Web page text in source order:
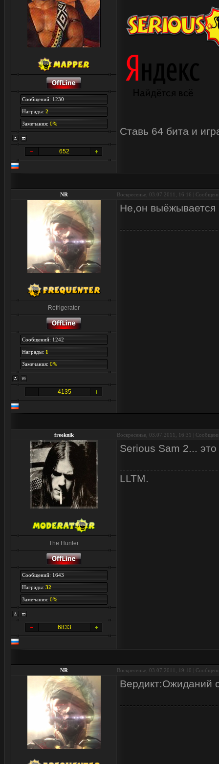
Сообщений: 1230
Награды: 2
Замечания: 0%
652
Ставь 64 бита и
NR Воскресенье, 03.07.2011, 16:16 |
Refrigerator
Сообщений: 1242
Награды: 1
Замечания: 0%
4135
Не,он выёжывается
freeknik Воскресенье, 03.07.2011, 16:31 |
The Hunter
Сообщений: 1643
Награды: 32
Замечания: 0%
6833
Serious Sam 2...
LLTM.
NR Воскресенье, 03.07.2011, 19:10 |
Вердикт:Ожиданий